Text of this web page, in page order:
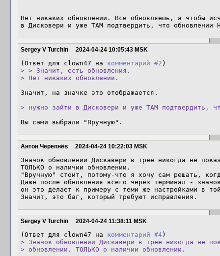
Нет никаких обновлении. Всё обновляешь, а чтобы
в Дисковери и уже ТАМ подтвердить, что обновлении
Sergey V Turchin 2024-04-24 10:05:43 MSK
(Ответ для clown47 на комментарий #2
> > Значит, есть обновления.
> Нет никаких обновлении.
Значит, на значке это отображается.
> нужно зайти в Дисковери и уже ТАМ подтвердить,
Вы сами выбрали "Вручную".
Антон Черепнёв 2024-04-24 10:22:03 MSK
Значок обновлении Дискавери в трее никогда не
ТОЛЬКО о наличии обновлении.
"Вручную" стоит, потому-что я хочу сам решать,
Даже после обновления всего через терминал -
он это делает к примеру с теми же настройками в
Значит, это баг, который требуют исправления.
Sergey V Turchin 2024-04-24 11:38:11 MSK
(Ответ для clown47 на комментарий #4
> Значок обновлении Дискавери в трее никогда не
> обновлении. ТОЛЬКО о наличии обновлении.